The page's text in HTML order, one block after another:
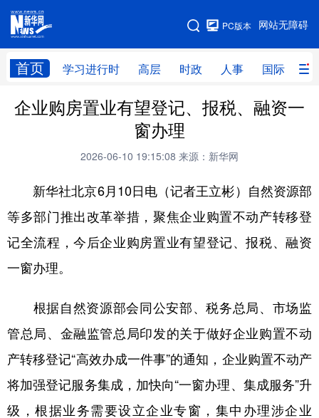
网站无障碍
PC版本
首页 学习进行时 高层 时政 人事 国际 财
网站地图
学习进行时 高层 时政 人事
科技 科创 量子 体育
文化 书画 军事
食品 人居 信息化 数字经济
彩票 娱乐 时尚 悦读
企业购房置业有望登记、报税、融资一
窗办理
2026-06-10 19:15:08 来源：新华网
新华社北京6月10日电（记者王立彬）自然资源部
等多部门推出改革举措，聚焦企业购置不动产转移登
记全流程，今后企业购房置业有望登记、报税、融资
一窗办理。
根据自然资源部会同公安部、税务总局、市场监
管总局、金融监管总局印发的关于做好企业购置不动
产转移登记“高效办成一件事”的通知，企业购置不动产
将加强登记服务集成，加快向“一窗办理、集成服务”升
级，根据业务需要设立企业专窗，集中办理涉企业